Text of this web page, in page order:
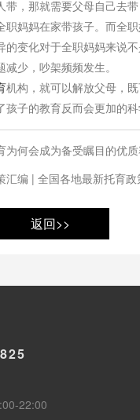
带，那就需要父母自己去
职妈妈在家带孩子。而全
的变化对于全职妈妈来说
减少，吵架频频发生。
机构，就可以解放父母，
孩子的教育反而会更加的科
为何会成为备受瞩目的优质
汇编 | 全国各地最新托育
返回>>
22:00